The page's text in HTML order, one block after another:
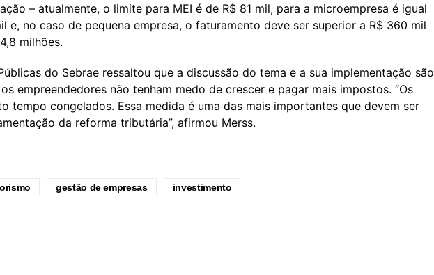
– atualmente, o limite para MEI é de R$ 81 mil, para a microempresa é igual
e, no caso de pequena empresa, o faturamento deve ser superior a R$ 360 mil
milhões.
do Sebrae ressaltou que a discussão do tema e a sua implementação são
empreendedores não tenham medo de crescer e pagar mais impostos. “Os
tempo congelados. Essa medida é uma das mais importantes que devem ser
da reforma tributária”, afirmou Merss.
gestão de empresas investimento